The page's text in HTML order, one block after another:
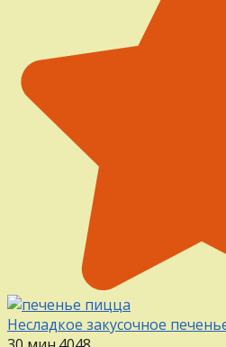
Несладкое закусочное